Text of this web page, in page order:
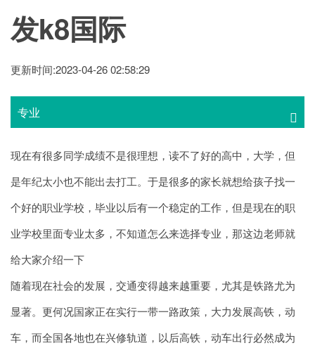
发k8国际
更新时间:2023-04-26 02:58:29
专业
现在有很多同学成绩不是很理想，读不了好的高中，大学，但
是年纪太小也不能出去打工。于是很多的家长就想给孩子找一
个好的职业学校，毕业以后有一个稳定的工作，但是现在的职
业学校里面专业太多，不知道怎么来选择专业，那这边老师就
给大家介绍一下
随着现在社会的发展，交通变得越来越重要，尤其是铁路尤为
显著。更何况国家正在实行一带一路政策，大力发展高铁，动
车，而全国各地也在兴修轨道，以后高铁，动车出行必然成为